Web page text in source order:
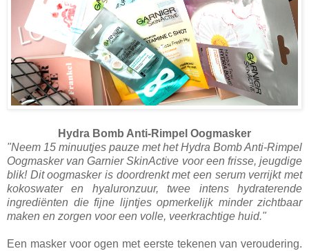
Hydra Bomb Anti-Rimpel Oogmasker
"Neem 15 minuutjes pauze met het Hydra Bomb Anti-Rimpel
Oogmasker van Garnier SkinActive voor een frisse, jeugdige
blik! Dit oogmasker is doordrenkt met een serum verrijkt met
kokoswater en hyaluronzuur, twee intens hydraterende
ingrediënten die fijne lijntjes opmerkelijk minder zichtbaar
maken en zorgen voor een volle, veerkrachtige huid."
Een masker voor ogen met eerste tekenen van veroudering.